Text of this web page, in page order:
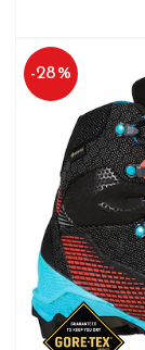
-28%